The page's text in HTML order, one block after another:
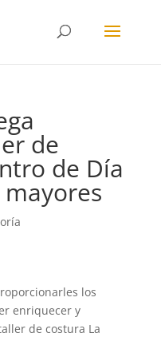
de
de Día
los
enriquecer y
de costura La